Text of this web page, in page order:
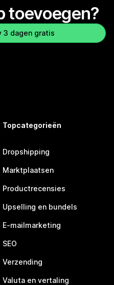
toevoegen?
3 dagen gratis
Topcategorieën
Dropshipping
Marktplaatsen
Productrecensies
Upselling en bundels
E-mailmarketing
SEO
Verzending
Valuta en vertaling